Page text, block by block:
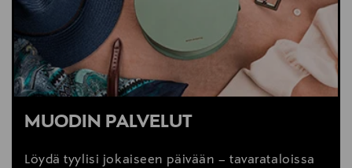
MUODIN PALVELUT
Löydä tyylisi jokaiseen päivään – tavarataloissa